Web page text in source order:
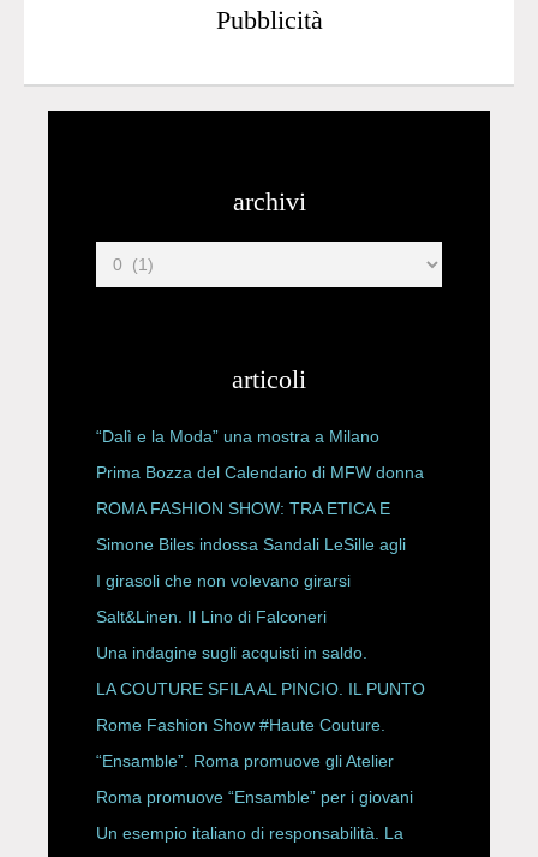
Pubblicità
archivi
articoli
“Dalì e la Moda” una mostra a Milano
Prima Bozza del Calendario di MFW donna
P/E 2027
ROMA FASHION SHOW: TRA ETICA E
HAUTE COUTURE
Simone Biles indossa Sandali LeSille agli
ESPY Awards 2026
I girasoli che non volevano girarsi
Salt&Linen. Il Lino di Falconeri
Una indagine sugli acquisti in saldo.
LA COUTURE SFILA AL PINCIO. IL PUNTO
CON ALESSANDRO ONORATO E
ROBERTA ANGELILLI
Rome Fashion Show #Haute Couture.
“Ensamble”. Roma promuove gli Atelier
Storici
Roma promuove “Ensamble” per i giovani
Un esempio italiano di responsabilità. La